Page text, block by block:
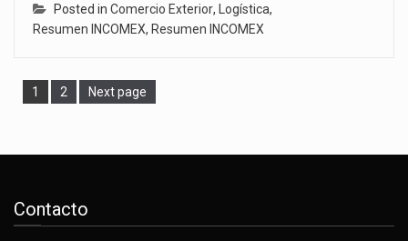
Posted in Comercio Exterior, Logística,
Resumen INCOMEX, Resumen INCOMEX
Page
1 Page
2 Next page
Contacto